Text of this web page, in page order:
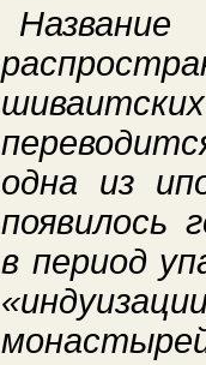
Название
одна из
появилось
в период